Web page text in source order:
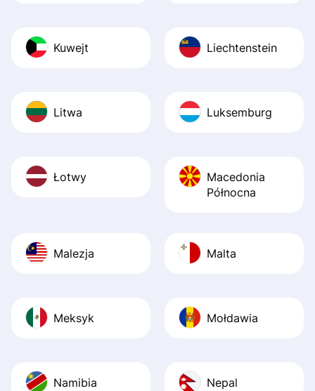
Kuwejt Liechtenstein
Litwa Luksemburg
Łotwy
Macedonia
Północna
Malezja Malta
Meksyk Mołdawia
Namibia Nepal